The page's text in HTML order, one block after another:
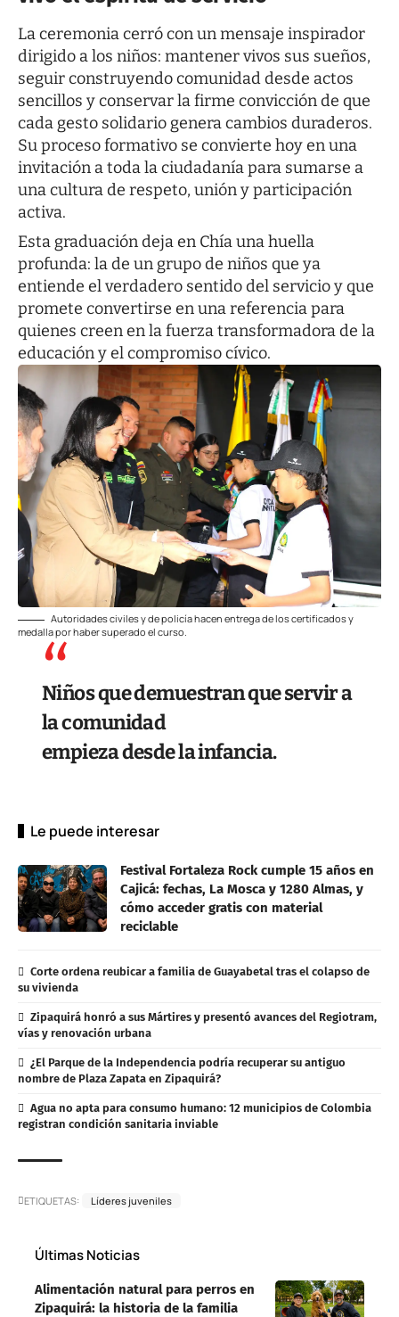
La ceremonia cerró con un mensaje inspirador
dirigido a los niños: mantener vivos sus sueños,
seguir construyendo comunidad desde actos
sencillos y conservar la firme convicción de que
cada gesto solidario genera cambios duraderos.
Su proceso formativo se convierte hoy en una
invitación a toda la ciudadanía para sumarse a
una cultura de respeto, unión y participación
activa.
Esta graduación deja en Chía una huella
profunda: la de un grupo de niños que ya
entiende el verdadero sentido del servicio y que
promete convertirse en una referencia para
quienes creen en la fuerza transformadora de la
educación y el compromiso cívico.
Autoridades civiles y de policía hacen entrega de los certificados y
medalla por haber superado el curso.
Niños que demuestran que servir a
la comunidad
empieza desde la infancia.
Le puede interesar
Festival Fortaleza Rock cumple 15 años en
Cajicá: fechas, La Mosca y 1280 Almas, y
cómo acceder gratis con material
reciclable
Corte ordena reubicar a familia de Guayabetal tras el colapso de
su vivienda
Zipaquirá honró a sus Mártires y presentó avances del Regiotram,
vías y renovación urbana
¿El Parque de la Independencia podría recuperar su antiguo
nombre de Plaza Zapata en Zipaquirá?
Agua no apta para consumo humano: 12 municipios de Colombia
registran condición sanitaria inviable
ETIQUETAS: Líderes juveniles
Últimas Noticias
Alimentación natural para perros en
Zipaquirá: la historia de la familia